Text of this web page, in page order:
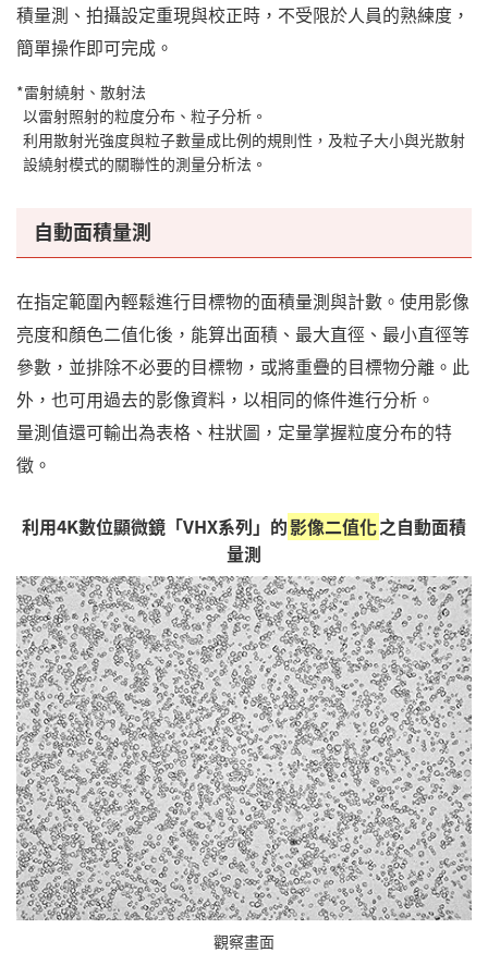
積量測、拍攝設定重現與校正時，不受限於人員的熟練度，
簡單操作即可完成。
雷射繞射、散射法
以雷射照射的粒度分布、粒子分析。
利用散射光強度與粒子數量成比例的規則性，及粒子大小與光散射
設繞射模式的關聯性的測量分析法。
自動面積量測
在指定範圍內輕鬆進行目標物的面積量測與計數。使用影像
亮度和顏色二值化後，能算出面積、最大直徑、最小直徑等
參數，並排除不必要的目標物，或將重疊的目標物分離。此
外，也可用過去的影像資料，以相同的條件進行分析。
量測值還可輸出為表格、柱狀圖，定量掌握粒度分布的特
徵。
利用4K數位顯微鏡「VHX系列」的影像二值化之自動面積
量測
觀察畫面